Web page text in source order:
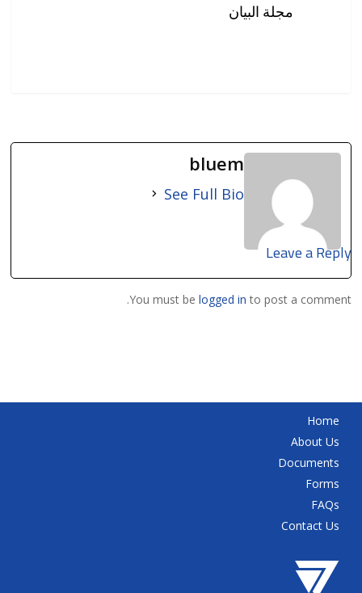
مجلة البيان
bluem
See Full Bio
Leave a Reply
You must be logged in to post a comment.
Home
About Us
Documents
Forms
FAQs
Contact Us